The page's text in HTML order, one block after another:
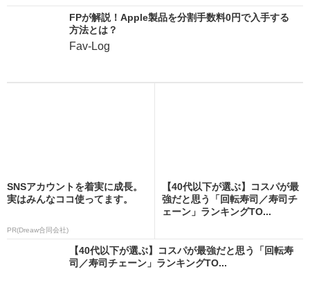
FPが解説！Apple製品を分割手数料0円で入手する
方法とは？
Fav-Log
SNSアカウントを着実に成長。
実はみんなココ使ってます。
PR(Dreaw合同会社)
【40代以下が選ぶ】コスパが最
強だと思う「回転寿司／寿司チ
ェーン」ランキングTO...
【40代以下が選ぶ】コスパが最強だと思う「回転寿
司／寿司チェーン」ランキングTO...